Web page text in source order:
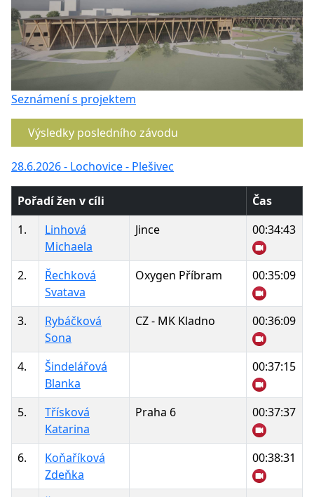
Seznámení s projektem
Výsledky posledního závodu
28.6.2026 - Lochovice - Plešivec
Pořadí žen v cíli
Čas
1.
Linhová
Michaela
Jince 00:34:43
2.
Řechková
Svatava
Oxygen Příbram 00:35:09
3.
Rybáčková
Sona
CZ - MK Kladno 00:36:09
4.
Šindelářová
Blanka
00:37:15
5.
Třísková
Katarina
Praha 6 00:37:37
6.
Koňaříková
Zdeňka
00:38:31